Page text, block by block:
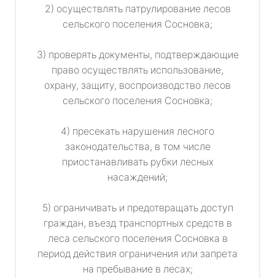
2) осуществлять патрулирование лесов
сельского поселения Сосновка;
3) проверять документы, подтверждающие
право осуществлять использование,
охрану, защиту, воспроизводство лесов
сельского поселения Сосновка;
4) пресекать нарушения лесного
законодательства, в том числе
приостанавливать рубки лесных
насаждений;
5) ограничивать и предотвращать доступ
граждан, въезд транспортных средств в
леса сельского поселения Сосновка в
период действия ограничения или запрета
на пребывание в лесах;